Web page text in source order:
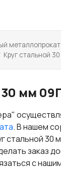
металлопрокат
Круг стальной
мм
. В нашем
стальной 30
заказ
с